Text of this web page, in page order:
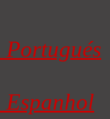
Portugués
Espanhol